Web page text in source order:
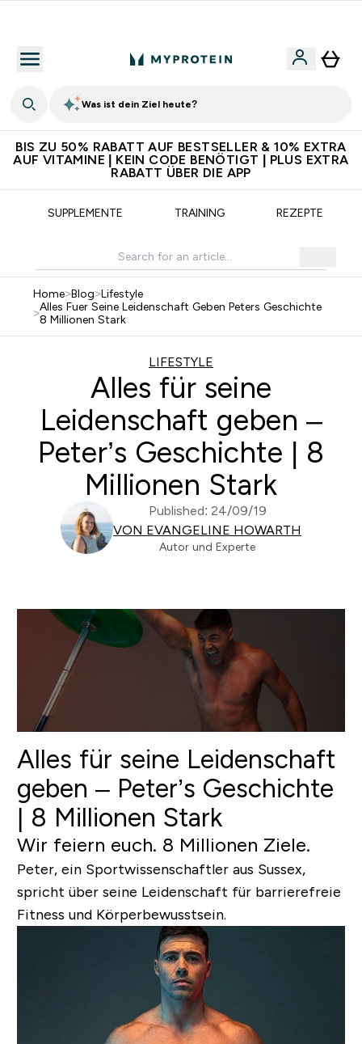
Was ist dein Ziel heute?
BIS ZU 50% RABATT AUF BESTSELLER & 10% EXTRA
AUF VITAMINE | KEIN CODE BENÖTIGT | PLUS EXTRA
RABATT ÜBER DIE APP
SUPPLEMENTE TRAINING REZEPTE
Home>Blog>Lifestyle
>Alles Fuer Seine Leidenschaft Geben Peters Geschichte
8 Millionen Stark
LIFESTYLE
Alles für seine
Leidenschaft geben –
Peter’s Geschichte | 8
Millionen Stark
Published: 24/09/19
VON EVANGELINE HOWARTH
Autor und Experte
Alles für seine Leidenschaft
geben – Peter’s Geschichte
| 8 Millionen Stark
Wir feiern euch. 8 Millionen Ziele.
Peter, ein Sportwissenschaftler aus Sussex,
spricht über seine Leidenschaft für barrierefreie
Fitness und Körperbewusstsein.